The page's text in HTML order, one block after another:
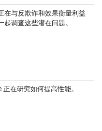
在与反欺诈和效果衡量利益
起调查这些潜在问题。
正在研究如何提高性能。